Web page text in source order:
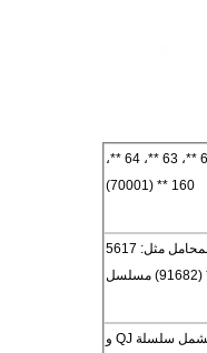
160 ** (70001)
سلسلة 511 ** (81) ، 512 ** (82) ، 513 (83) ، 514 ** (84) ودفع التلامس الزاوي جميع المحامل مثل: 5617
SN718 ** (11068) و 70 ** 72 ** و 73 ** و B (66) و C (36) و AC (46) ؛خلاف ذلك تشمل سلسلة QJ و